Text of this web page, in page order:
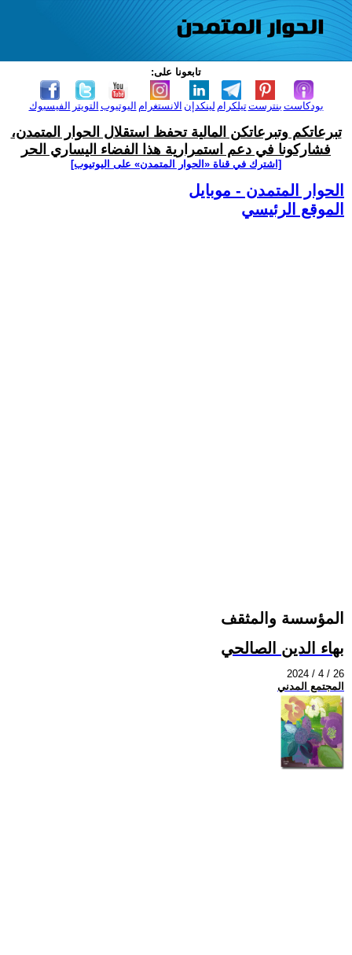
تابعونا على:
الفيسبوك التويتر اليوتيوب الانستغرام لينكدإن تيلكرامبنترست بودكاست
تبرعاتكم وتبرعاتكن المالية تحفظ استقلال الحوار المتمدن،
فشاركونا في دعم استمرارية هذا الفضاء اليساري الحر
[اشترك في قناة ‫«الحوار المتمدن» على اليوتيوب]
الحوار المتمدن - موبايل
الموقع الرئيسي
المؤسسة والمثقف
بهاء الدين الصالحي
2024 / 4 / 26
المجتمع المدني